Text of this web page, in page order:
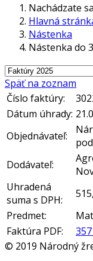
Nachádzate
Hlavná
Nástenka
Nástenka do
Späť na zoznam
Číslo faktúry:
Dátum úhrady:
Objednávateľ:
Dodávateľ:
Uhradená
suma s DPH:
Predmet:
Faktúra PDF:
© 2019 Národný